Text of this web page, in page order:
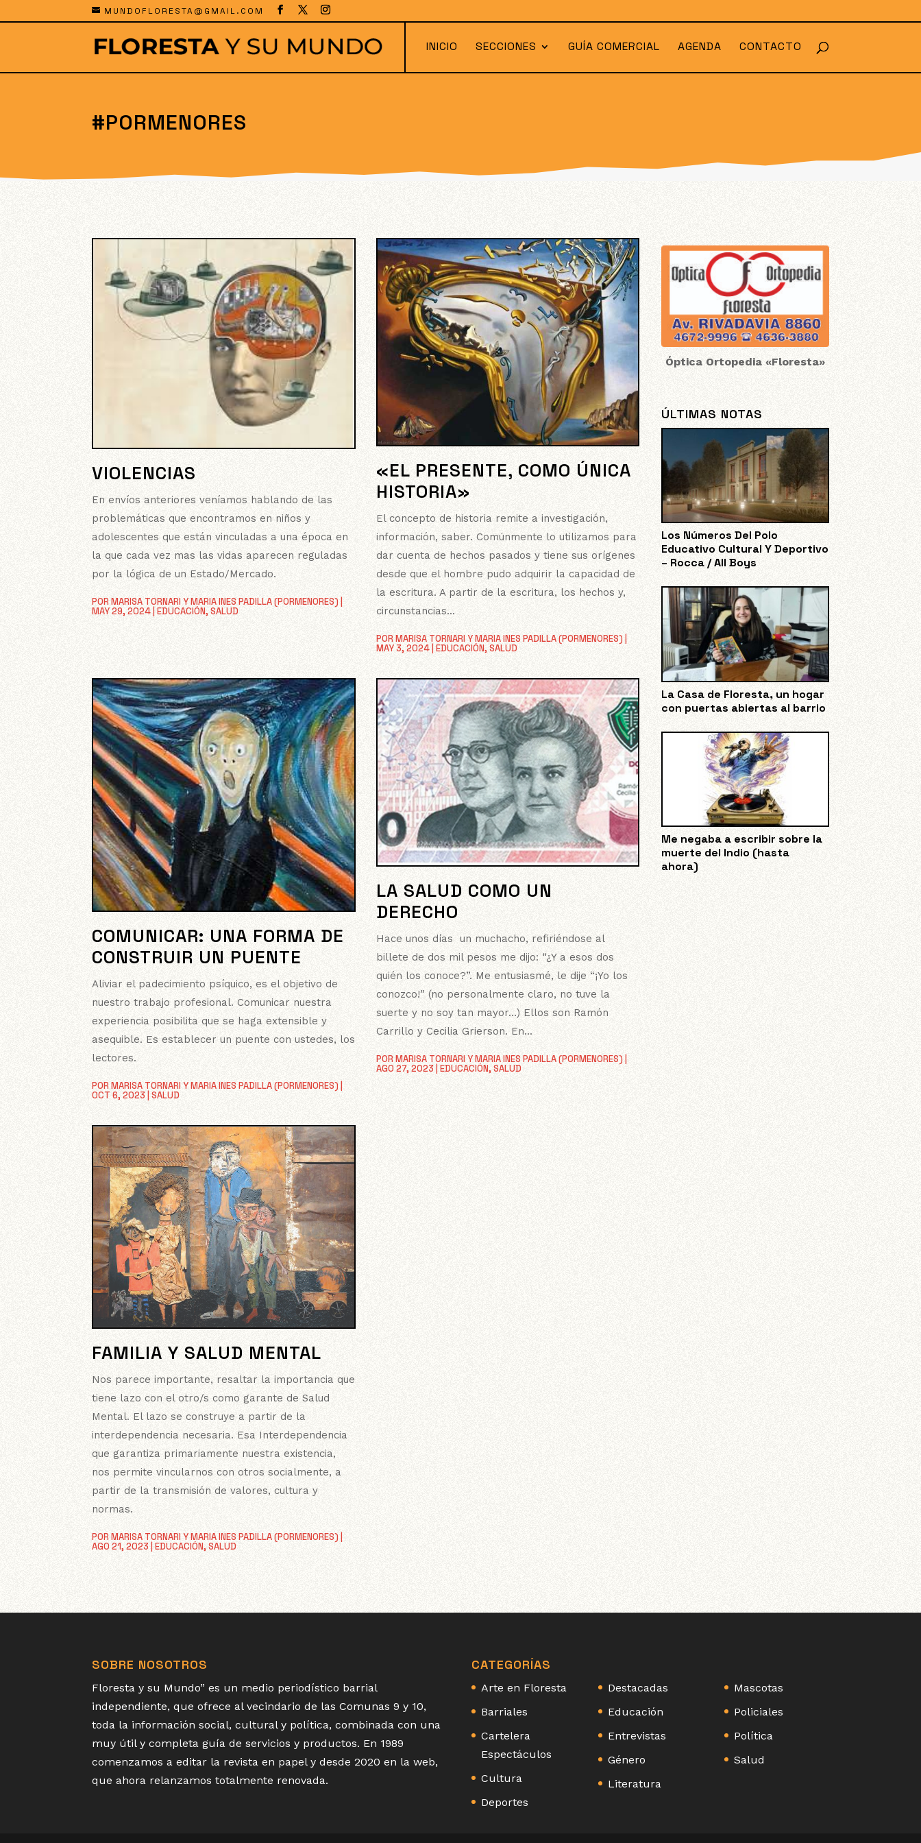
MUNDOFLORESTA@GMAIL.COM
INICIO SECCIONES GUÍA COMERCIAL AGENDA CONTACTO
#PORMENORES
VIOLENCIAS
PORMARISA TORNARI Y MARIA INES PADILLA (PORMENORES)
MAY 29, 2024 |EDUCACIÓN,SALUD
En envíos anteriores veníamos hablando de las
problemáticas que encontramos en niños y
adolescentes que están vinculadas a una época en
la que cada vez mas las vidas aparecen reguladas
por la lógica de un Estado/Mercado.
«EL PRESENTE, COMO ÚNICA
HISTORIA»
PORMARISA TORNARI Y MARIA INES PADILLA (PORMENORES)|
MAY 3, 2024| EDUCACIÓN,SALUD
El concepto de historia remite a investigación,
información, saber. Comúnmente lo utilizamos para
dar cuenta de hechos pasados y tiene sus orígenes
desde que el hombre pudo adquirir la capacidad de
la escritura. A partir de la escritura, los hechos y,
circunstancias...
COMUNICAR: UNA FORMA DE
CONSTRUIR UN PUENTE
PORMARISA TORNARI Y MARIA INES PADILLA (PORMENORES)
OCT 6, 2023 |SALUD
Aliviar el padecimiento psíquico, es el objetivo de
nuestro trabajo profesional. Comunicar nuestra
experiencia posibilita que se haga extensible y
asequible. Es establecer un puente con ustedes, los
lectores.
LA SALUD COMO UN
DERECHO
PORMARISA TORNARI Y MARIA INES PADILLA (PORMENORES)|
AGO 27, 2023| EDUCACIÓN,SALUD
Hace unos días un muchacho, refiriéndose al
billete de dos mil pesos me dijo: “¿Y a esos dos
quién los conoce?”. Me entusiasmé, le dije “¡Yo los
conozco!” (no personalmente claro, no tuve la
suerte y no soy tan mayor…) Ellos son Ramón
Carrillo y Cecilia Grierson. En...
FAMILIA Y SALUD MENTAL
PORMARISA TORNARI Y MARIA INES PADILLA (PORMENORES)
AGO 21, 2023 |EDUCACIÓN,SALUD
Nos parece importante, resaltar la importancia que
tiene lazo con el otro/s como garante de Salud
Mental. El lazo se construye a partir de la
interdependencia necesaria. Esa Interdependencia
que garantiza primariamente nuestra existencia,
nos permite vincularnos con otros socialmente, a
partir de la transmisión de valores, cultura y
normas.
Óptica Ortopedia «Floresta»
ÚLTIMAS NOTAS
Los Números Del Polo
Educativo Cultural Y Deportivo
– Rocca / All Boys
La Casa de Floresta, un hogar
con puertas abiertas al barrio
Me negaba a escribir sobre la
muerte del Indio (hasta
ahora)
SOBRE NOSOTROS
Floresta y su Mundo” es un medio periodístico barrial
independiente, que ofrece al vecindario de las Comunas 9 y 10,
toda la información social, cultural y política, combinada con una
muy útil y completa guía de servicios y productos. En 1989
comenzamos a editar la revista en papel y desde 2020 en la web,
que ahora relanzamos totalmente renovada.
CATEGORÍAS
Arte en Floresta
Barriales
Cartelera
Espectáculos
Cultura
Deportes
Destacadas
Educación
Entrevistas
Género
Literatura
Mascotas
Policiales
Política
Salud